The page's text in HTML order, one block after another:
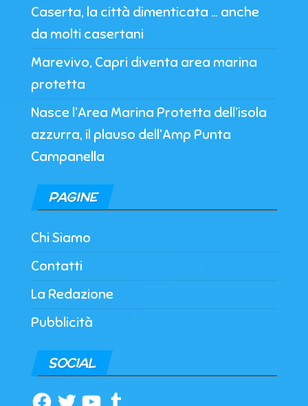
Caserta, la città dimenticata … anche
da molti casertani
Marevivo, Capri diventa area marina
protetta
Nasce l’Area Marina Protetta dell’isola
azzurra, il plauso dell’Amp Punta
Campanella
PAGINE
Chi Siamo
Contatti
La Redazione
Pubblicità
SOCIAL
Facebook
TwitterYouTubeTumblr